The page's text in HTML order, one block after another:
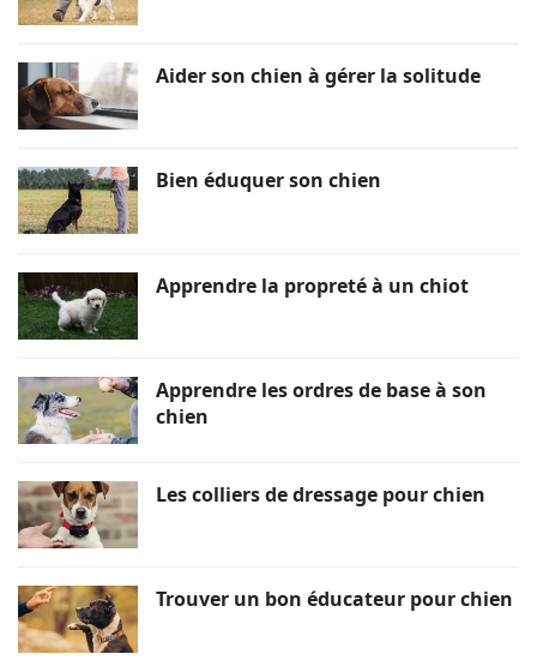
Aider son chien à gérer la solitude
Bien éduquer son chien
Apprendre la propreté à un chiot
Apprendre les ordres de base à son
chien
Les colliers de dressage pour chien
Trouver un bon éducateur pour chien